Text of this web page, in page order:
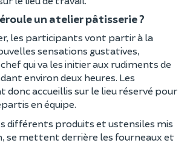
un atelier pâtisserie ?
les participants vont partir à la
sensations gustatives,
qui va les initier aux rudiments de
environ deux heures. Les
accueillis sur le lieu réservé pour
en équipe.
différents produits et ustensiles mis
se mettent derrière les fourneaux et